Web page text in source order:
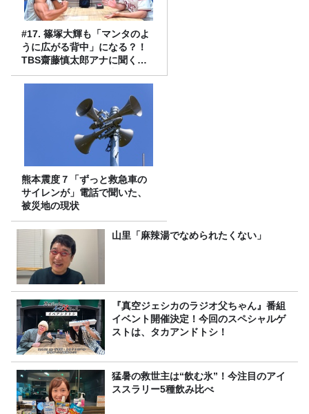
#17. 篠塚大輝も「マンタのよ
うに広がる背中」になる？！
TBS齋藤慎太郎アナに聞くメ
ンズフィジークの魅力！！
熊本震度７「ずっと救急車の
サイレンが」電話で聞いた、
被災地の現状
山里「麻辣湯でなめられたくない」
『真空ジェシカのラジオ父ちゃん』番組
イベント開催決定！今回のスペシャルゲ
ストは、タカアンドトシ！
猛暑の救世主は“飲む氷”！今注目のアイ
ススラリー5種飲み比べ